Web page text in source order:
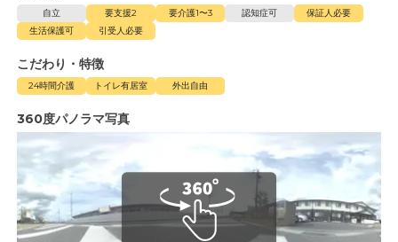
自立 要支援2 要介護1〜3 認知症可
保証人必要
生活保護可
引受人必要
こだわり・特徴
24時間介護 トイレ有居室 外出自由
360度パノラマ写真